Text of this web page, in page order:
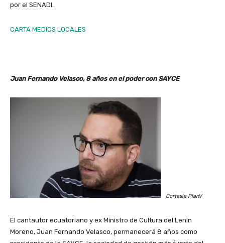
por el SENADI.
CARTA MEDIOS LOCALES
Juan Fernando Velasco, 8 años en el poder con SAYCE
Cortesía PlanV
El cantautor ecuatoriano y ex Ministro de Cultura del Lenin
Moreno, Juan Fernando Velasco, permanecerá 8 años como